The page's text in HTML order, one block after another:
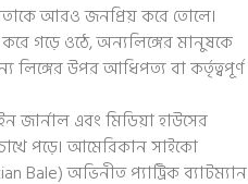
আরও জনপ্রিয় করে তোলে।
গড়ে ওঠে, অন্যলিঙ্গের মানুষকে
উপর আধিপত্য বা কর্তৃত্বপূর্ণ
জার্নাল এবং মিডিয়া হাউসের
পড়ে। আমেরিকান সাইকো
Bale) অভিনীত প্যাট্রিক ব্যাটম্যান